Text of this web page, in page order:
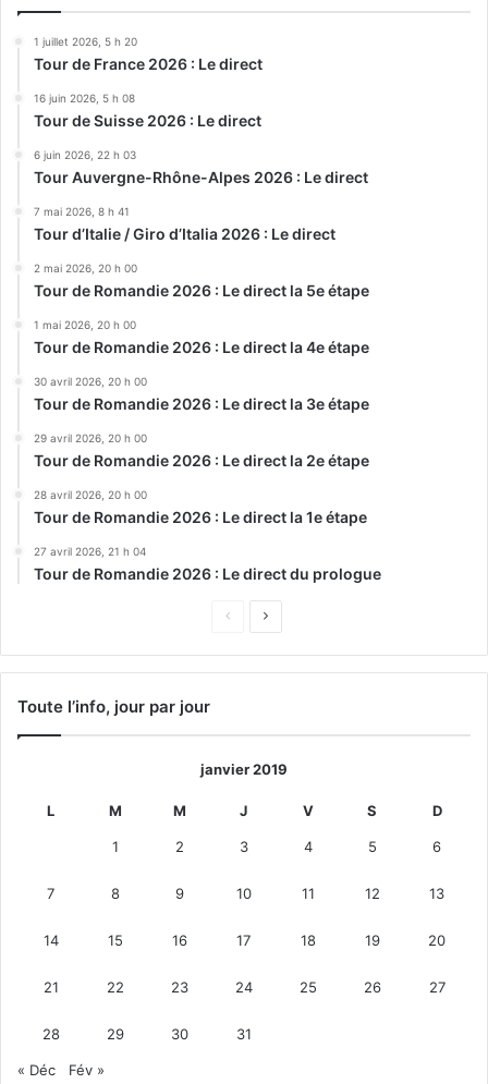
1 juillet 2026, 5 h 20
Tour de France 2026 : Le direct
16 juin 2026, 5 h 08
Tour de Suisse 2026 : Le direct
6 juin 2026, 22 h 03
Tour Auvergne-Rhône-Alpes 2026 : Le direct
7 mai 2026, 8 h 41
Tour d’Italie / Giro d’Italia 2026 : Le direct
2 mai 2026, 20 h 00
Tour de Romandie 2026 : Le direct la 5e étape
1 mai 2026, 20 h 00
Tour de Romandie 2026 : Le direct la 4e étape
30 avril 2026, 20 h 00
Tour de Romandie 2026 : Le direct la 3e étape
29 avril 2026, 20 h 00
Tour de Romandie 2026 : Le direct la 2e étape
28 avril 2026, 20 h 00
Tour de Romandie 2026 : Le direct la 1e étape
27 avril 2026, 21 h 04
Tour de Romandie 2026 : Le direct du prologue
Page
Page
Toute l’info, jour par jour
janvier 2019
L M M J V S D
1 2 3 4 5 6
7 8 9 10 11 12 13
14 15 16 17 18 19 20
21 22 23 24 25 26 27
28 29 30 31
« Déc Fév »